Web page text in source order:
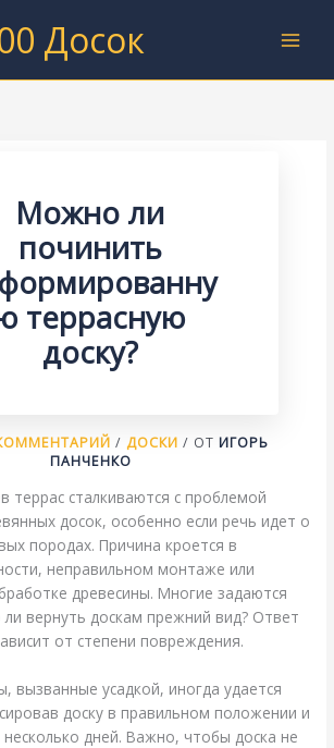
Досок
Можно ли
починить
террасную
доску?
/ ДОСКИ / ОТ ИГОРЬ
ПАНЧЕНКО
террас сталкиваются с проблемой
досок, особенно если речь идет о
породах. Причина кроется в
неправильном монтаже или
древесины. Многие задаются
вернуть доскам прежний вид? Ответ
от степени повреждения.
вызванные усадкой, иногда удается
доску в правильном положении и
несколько дней. Важно, чтобы доска не